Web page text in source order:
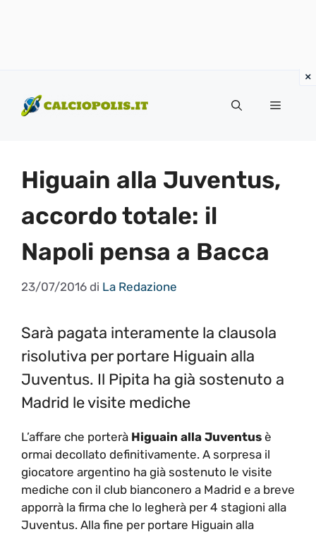
contenuto
Menu
Higuain alla Juventus,
accordo totale: il
Napoli pensa a Bacca
23/07/2016 di La Redazione
Sarà pagata interamente la clausola
risolutiva per portare Higuain alla
Juventus. Il Pipita ha già sostenuto a
Madrid le visite mediche
L’affare che porterà Higuain alla Juventus è
ormai decollato definitivamente. A sorpresa il
giocatore argentino ha già sostenuto le visite
mediche con il club bianconero a Madrid e a breve
apporrà la firma che lo legherà per 4 stagioni alla
Juventus. Alla fine per portare Higuain alla